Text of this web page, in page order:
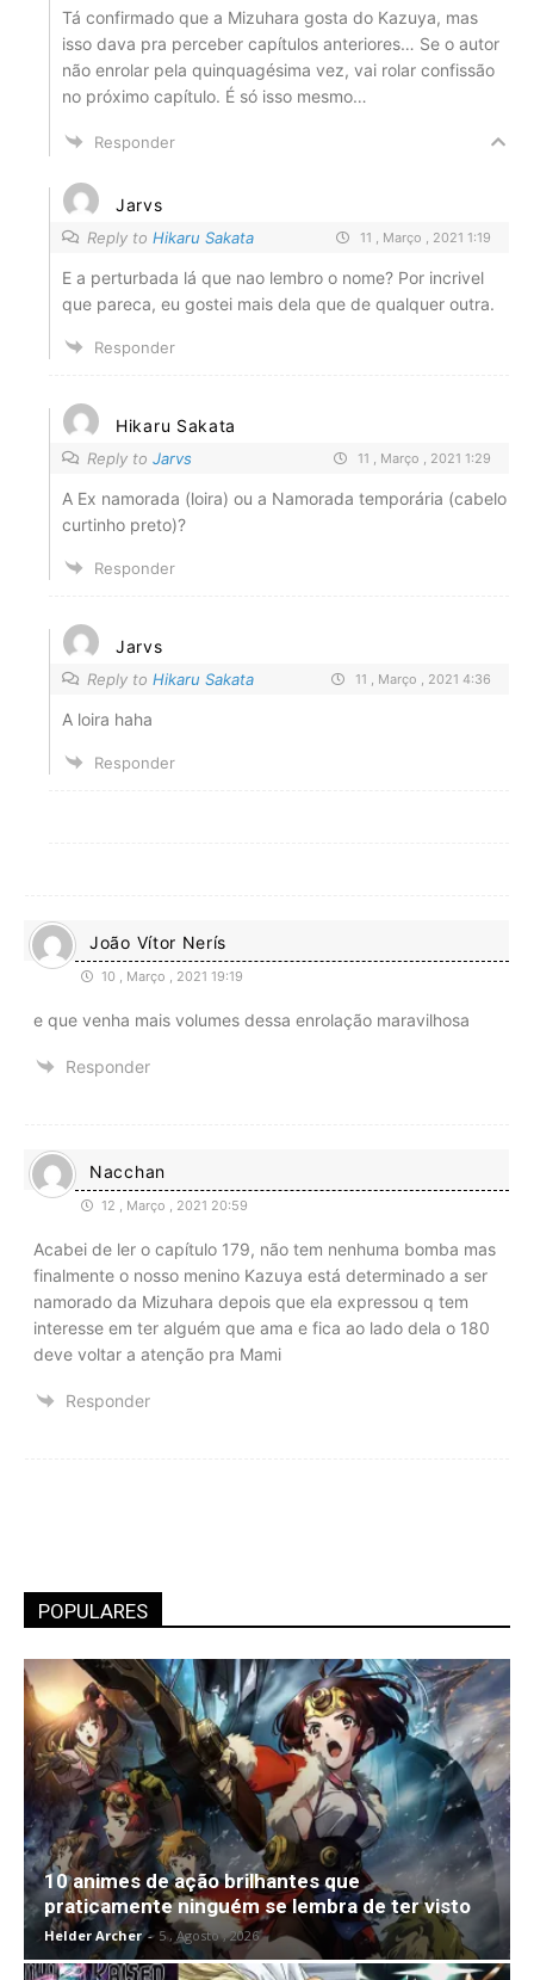
Tá confirmado que a Mizuhara gosta do Kazuya, mas
isso dava pra perceber capítulos anteriores… Se o autor
não enrolar pela quinquagésima vez, vai rolar confissão
no próximo capítulo. É só isso mesmo…
Responder
Jarvs
Reply to Hikaru Sakata 11 , Março , 2021 1:19
E a perturbada lá que nao lembro o nome? Por incrivel
que pareca, eu gostei mais dela que de qualquer outra.
Responder
Hikaru Sakata
Reply to Jarvs 11 , Março , 2021 1:29
A Ex namorada (loira) ou a Namorada temporária (cabelo
curtinho preto)?
Responder
Jarvs
Reply to Hikaru Sakata 11 , Março , 2021 4:36
A loira haha
Responder
João Vítor Nerís
10 , Março , 2021 19:19
e que venha mais volumes dessa enrolação maravilhosa
Responder
Nacchan
12 , Março , 2021 20:59
Acabei de ler o capítulo 179, não tem nenhuma bomba mas
finalmente o nosso menino Kazuya está determinado a ser
namorado da Mizuhara depois que ela expressou q tem
interesse em ter alguém que ama e fica ao lado dela o 180
deve voltar a atenção pra Mami
Responder
POPULARES
10 animes de ação brilhantes que
praticamente ninguém se lembra de ter visto
Helder Archer - 5 , Agosto , 2026